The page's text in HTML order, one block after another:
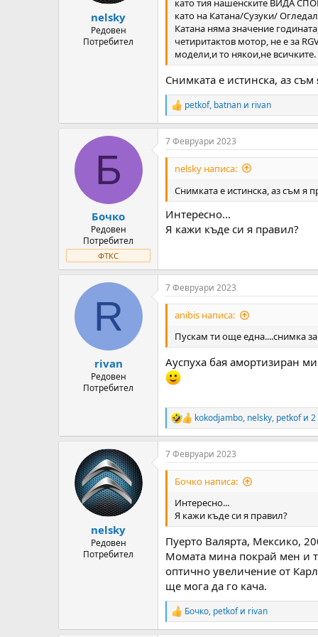
nelsky
Редовен
Потребител
като тия нашенските ВИДА
като на Катана/Сузуки/
Катана няма значение
четиритактов мотор, не е за
модели,и то някои,не всичките.
Снимката е истинска, аз
R
e
a
c
t
n
s
:
petkof, batnan и rivan
Б
Бочко
Редовен
Потребител
ФТКС
7 Февруари 2023
nelsky написа:
Снимката е истинска, аз съм я
Интересно...
Я кажи къде си я правил?
R
rivan
Редовен
Потребител
7 Февруари 2023
anibis написа:
Пускам ти още една....снимка
Ауспуха бая амортизиран
R
e
a
c
t
:
kokodjambo, nelsky, petkofи 2
nelsky
Редовен
Потребител
7 Февруари 2023
Бочко написа:
Интересно...
Я кажи къде си я правил?
Пуерто Валярта, Мексико,
Момата мина покрай мен и
оптично увеличение от
ще мога да го кача.
R
e
Бочко, petkofи rivan